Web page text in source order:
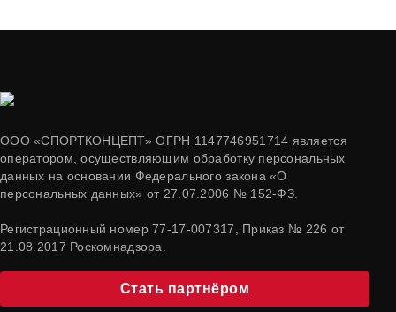
ООО «СПОРТКОНЦЕПТ» ОГРН 1147746951714 является
оператором, осуществляющим обработку персональных
данных на основании Федерального закона «О
персональных данных» от 27.07.2006 № 152-ФЗ.
Регистрационный номер 77-17-007317, Приказ № 226 от
21.08.2017 Роскомнадзора.
Стать партнёром